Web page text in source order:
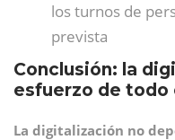
los turnos de
prevista
Conclusión: la
esfuerzo de todo
La digitalización no